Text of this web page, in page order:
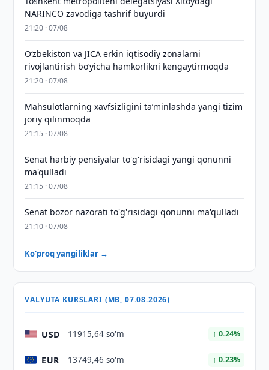
NARINCO zavodiga tashrif buyurdi
21:20 · 07/08
Oʻzbekiston va JICA erkin iqtisodiy zonalarni
rivojlantirish boʻyicha hamkorlikni kengaytirmoqda
21:20 · 07/08
Mahsulotlarning xavfsizligini taʼminlashda yangi tizim
joriy qilinmoqda
21:15 · 07/08
Senat harbiy pensiyalar to'g'risidagi yangi qonunni
ma'qulladi
21:15 · 07/08
Senat bozor nazorati to'g'risidagi qonunni ma'qulladi
21:10 · 07/08
Ko'proq yangiliklar →
VALYUTA KURSLARI (MB, 07.08.2026)
USD 11915,64 so'm ↑ 0.24%
EUR 13749,46 so'm ↑ 0.23%